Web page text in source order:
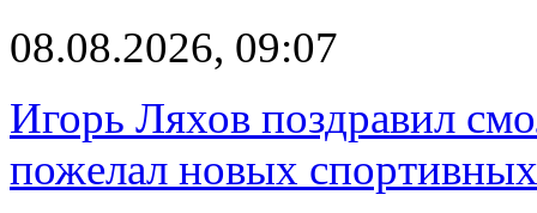
08.08.2026, 09:07
Игорь Ляхов поздравил
пожелал новых